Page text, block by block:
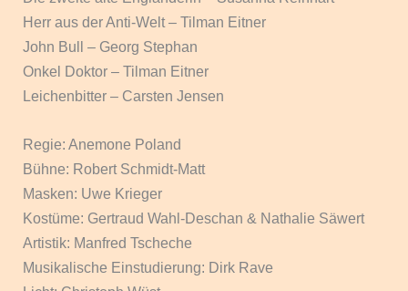
Herr aus der Anti-Welt – Tilman Eitner
John Bull – Georg Stephan
Onkel Doktor – Tilman Eitner
Leichenbitter – Carsten Jensen
Regie: Anemone Poland
Bühne: Robert Schmidt-Matt
Masken: Uwe Krieger
Kostüme: Gertraud Wahl-Deschan & Nathalie Säwert
Artistik: Manfred Tscheche
Musikalische Einstudierung: Dirk Rave